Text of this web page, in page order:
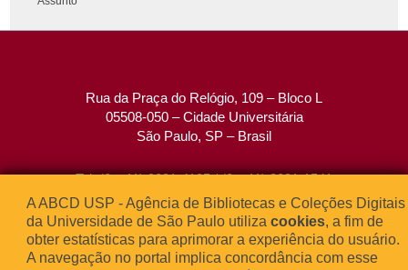
Rua da Praça do Relógio, 109 – Bloco L
05508-050 – Cidade Universitária
São Paulo, SP – Brasil
Tel: (0xx11) 3091-4195 / (0xx11) 3091-1541
Fax: (0xx11) 3091-1567
E-mail:atendimento@abcd.usp.br
A ABCD USP - Agência de Bibliotecas e Coleções Digitais
da Universidade de São Paulo utiliza cookies, a fim de
obter estatísticas para aprimorar a experiência do usuário.
A navegação no portal implica concordância com esse